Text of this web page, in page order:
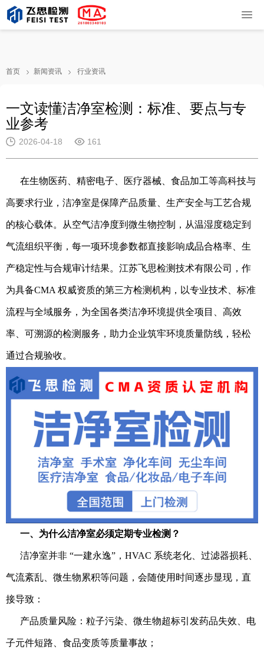
首页 新闻资讯 行业资讯
一文读懂洁净室检测：标准、要点与专
业参考
2026-04-18 161
在生物医药、精密电子、医疗器械、食品加工等高科技与
高要求行业，洁净室是保障产品质量、生产安全与工艺合规
的核心载体。从空气洁净度到微生物控制，从温湿度稳定到
气流组织平衡，每一项环境参数都直接影响成品合格率、生
产稳定性与合规审计结果。江苏飞思检测技术有限公司，作
为具备CMA 权威资质的第三方检测机构，以专业技术、标准
流程与全域服务，为全国各类洁净环境提供全项目、高效
率、可溯源的检测服务，助力企业筑牢环境质量防线，轻松
通过合规验收。
一、为什么洁净室必须定期专业检测？
洁净室并非 “一建永逸”，HVAC 系统老化、过滤器损耗、
气流紊乱、微生物累积等问题，会随使用时间逐步显现，直
接导致：
产品质量风险：粒子污染、微生物超标引发药品失效、电
子元件短路、食品变质等质量事故；